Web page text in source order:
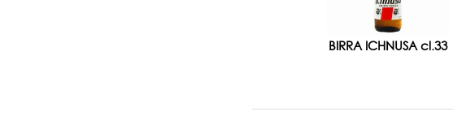
BIRRA ICHNUSA cl.33